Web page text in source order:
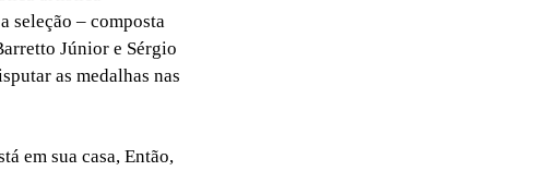
seleção – composta
Júnior e Sérgio
as medalhas nas
em sua casa, Então,